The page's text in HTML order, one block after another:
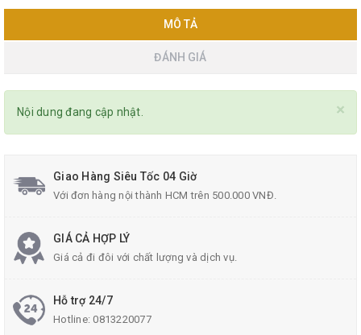
MÔ TẢ
ĐÁNH GIÁ
×
Nội dung đang cập nhật.
Giao Hàng Siêu Tốc 04 Giờ
Với đơn hàng nội thành HCM trên 500.000 VNĐ.
GIÁ CẢ HỢP LÝ
Giá cả đi đôi với chất lượng và dịch vụ.
Hỗ trợ 24/7
Hotline:0813220077